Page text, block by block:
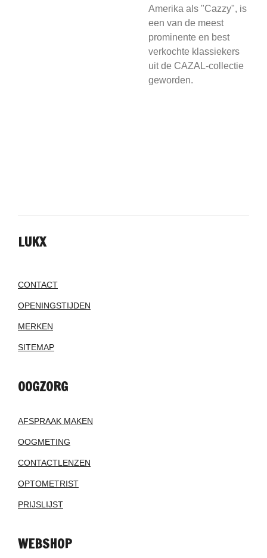
Amerika als "Cazzy", is
een van de meest
prominente en best
verkochte klassiekers
uit de CAZAL-collectie
geworden.
LUKX
CONTACT
OPENINGSTIJDEN
MERKEN
SITEMAP
OOGZORG
AFSPRAAK MAKEN
OOGMETING
CONTACTLENZEN
OPTOMETRIST
PRIJSLIJST
WEBSHOP